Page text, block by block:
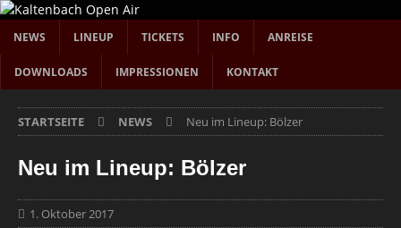
NEWS LINEUP TICKETS INFO ANREISE
DOWNLOADS IMPRESSIONEN KONTAKT
STARTSEITE NEWS Neu im Lineup: Bölzer
Neu im Lineup: Bölzer
1. Oktober 2017